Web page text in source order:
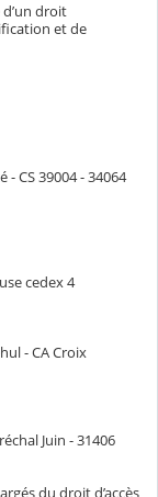
droit
et de
CS 39004 - 34064
cedex 4
- CA Croix
Juin - 31406
du droit d’accès